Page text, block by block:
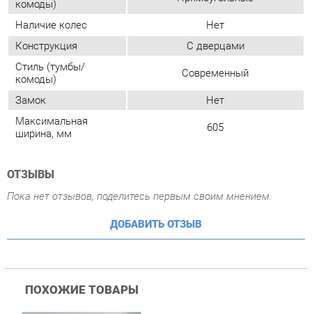
Замок
Нет
Максимальная
ширина, мм
ОТЗЫВЫ
Пока нет отзывов, поделитесь первым своим мнением.